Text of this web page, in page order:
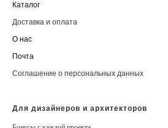
Каталог
Доставка и оплата
О нас
Почта
Соглашение о персональных данных
Для дизайнеров и архитекторов